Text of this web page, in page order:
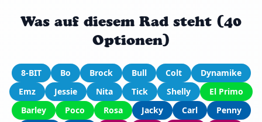
Was auf diesem Rad steht (40
Optionen)
8-BIT Bo Brock Bull Colt
Dynamike
Emz
Jessie Nita Tick Shelly
El Primo
Barley
Poco Rosa Jacky Carl
Penny